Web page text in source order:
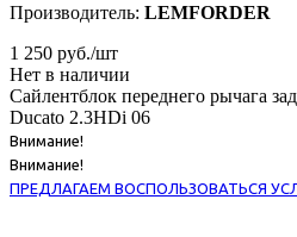
Производитель: LEMFORDER
1 250 руб./шт
Нет в наличии
Сайлентблок переднего рычага
Ducato 2.3HDi 06
Внимание!
Внимание!
ПРЕДЛАГАЕМ ВОСПОЛЬЗОВАТЬСЯ